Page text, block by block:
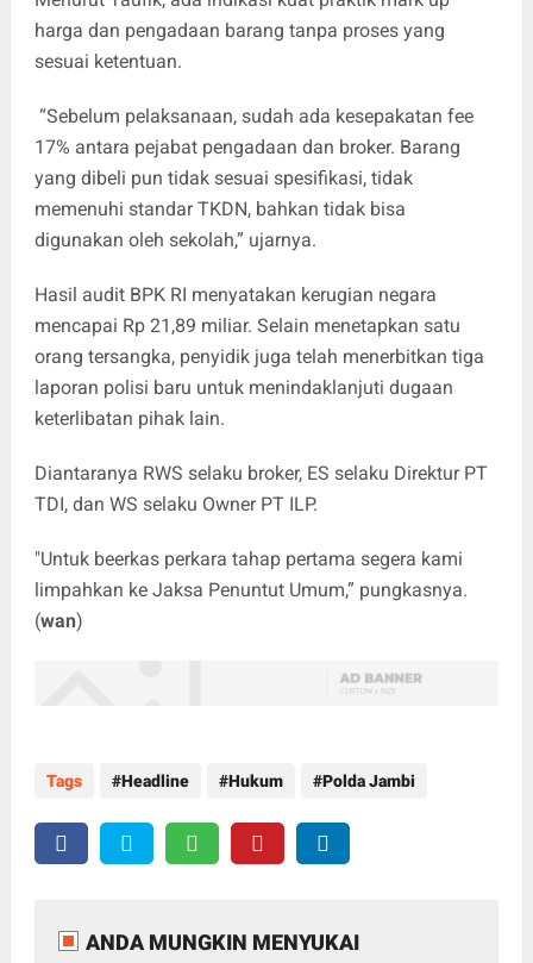
harga dan pengadaan barang tanpa proses yang
sesuai ketentuan.
“Sebelum pelaksanaan, sudah ada kesepakatan fee
17% antara pejabat pengadaan dan broker. Barang
yang dibeli pun tidak sesuai spesifikasi, tidak
memenuhi standar TKDN, bahkan tidak bisa
digunakan oleh sekolah,” ujarnya.
Hasil audit BPK RI menyatakan kerugian negara
mencapai Rp 21,89 miliar. Selain menetapkan satu
orang tersangka, penyidik juga telah menerbitkan tiga
laporan polisi baru untuk menindaklanjuti dugaan
keterlibatan pihak lain.
Diantaranya RWS selaku broker, ES selaku Direktur PT
TDI, dan WS selaku Owner PT ILP.
"Untuk beerkas perkara tahap pertama segera kami
limpahkan ke Jaksa Penuntut Umum,” pungkasnya.
(wan)
Tags Headline Hukum Polda Jambi
ANDA MUNGKIN MENYUKAI